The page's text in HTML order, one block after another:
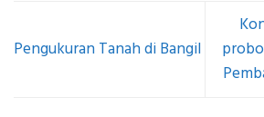
Pengukuran Tanah di Bangil